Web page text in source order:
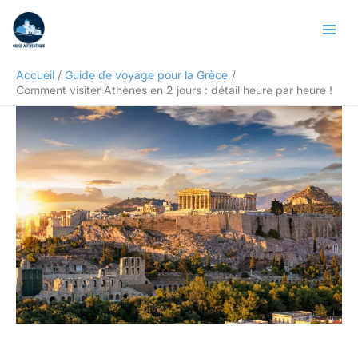
contenu
Accueil
Guide de voyage pour la Grèce
Comment visiter Athènes en 2 jours : détail heure par heure !
Rechercher